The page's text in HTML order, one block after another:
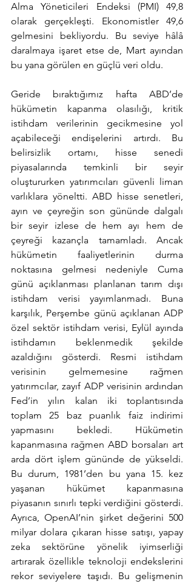
Alma Yöneticileri Endeksi (PMI) 49,8
olarak gerçekleşti. Ekonomistler 49,6
gelmesini bekliyordu. Bu seviye hâlâ
daralmaya işaret etse de, Mart ayından
bu yana görülen en güçlü veri oldu.
Geride bıraktığımız hafta ABD’de
hükümetin kapanma olasılığı, kritik
istihdam verilerinin gecikmesine yol
açabileceği endişelerini artırdı. Bu
belirsizlik ortamı, hisse senedi
piyasalarında temkinli bir seyir
oluştururken yatırımcıları güvenli liman
varlıklara yöneltti. ABD hisse senetleri,
ayın ve çeyreğin son gününde dalgalı
bir seyir izlese de hem ayı hem de
çeyreği kazançla tamamladı. Ancak
hükümetin faaliyetlerinin durma
noktasına gelmesi nedeniyle Cuma
günü açıklanması planlanan tarım dışı
istihdam verisi yayımlanmadı. Buna
karşılık, Perşembe günü açıklanan ADP
özel sektör istihdam verisi, Eylül ayında
istihdamın beklenmedik şekilde
azaldığını gösterdi. Resmi istihdam
verisinin gelmemesine rağmen
yatırımcılar, zayıf ADP verisinin ardından
Fed’in yılın kalan iki toplantısında
toplam 25 baz puanlık faiz indirimi
yapmasını bekledi. Hükümetin
kapanmasına rağmen ABD borsaları art
arda dört işlem gününde de yükseldi.
Bu durum, 1981’den bu yana 15. kez
yaşanan hükümet kapanmasına
piyasanın sınırlı tepki verdiğini gösterdi.
Ayrıca, OpenAI’nin şirket değerini 500
milyar dolara çıkaran hisse satışı, yapay
zeka sektörüne yönelik iyimserliği
artırarak özellikle teknoloji endekslerini
rekor seviyelere taşıdı. Bu gelişmenin